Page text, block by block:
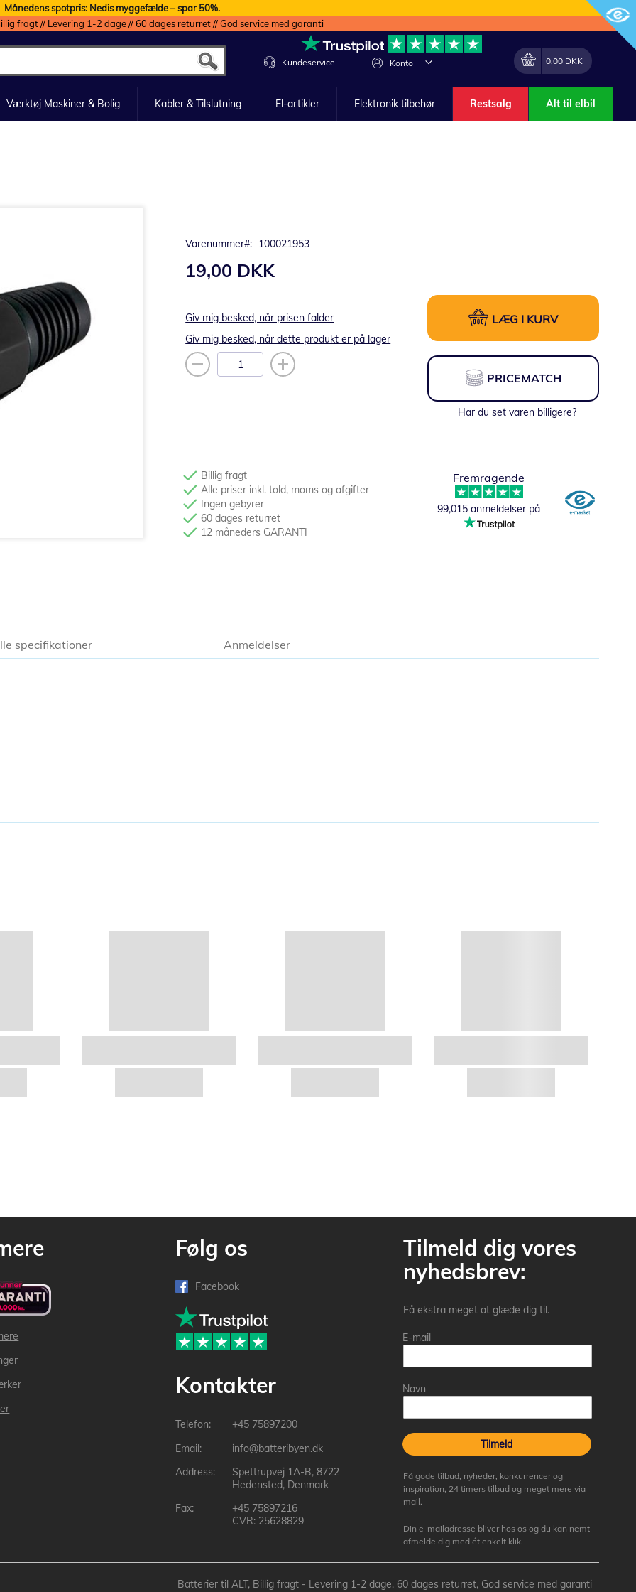
Månedens spotpris: Nedis myggefælde – spar 50%.
fragt // Levering 1-2 dage // 60 dages returret // God service med garanti
Konto
Lave
Min indkøbskurv
0,00 DKK
Kundeservice
Værktøj Maskiner & Bolig Kabler & Tilslutning El-artikler Elektronik tilbehør Restsalg Alt til elbil
Varenummer 100021953
19,00 DKK
Giv mig besked, når prisen falder
Giv mig besked, når dette produkt er på lager
LÆG I KURV
PRICEMATCH
Har du set varen billigere?
Billig fragt
Alle priser inkl. told, moms og afgifter
Ingen gebyrer
60 dages returret
12 måneders GARANTI
Fremragende
99,015 anmeldelser på
specifikationer Anmeldelser
Følg os
Facebook
Kontakter
+45 75897200
info@batteribyen.dk
Spettrupvej 1A-B, 8722
Hedensted, Denmark
+45 75897216
CVR: 25628829
Tilmeld dig vores
nyhedsbrev:
Få ekstra meget at glæde dig til.
E-mail
Navn
Tilmeld
Få gode tilbud, nyheder, konkurrencer og
inspiration, 24 timers tilbud og meget mere via
mail.
Din e-mailadresse bliver hos os og du kan nemt
afmelde dig med ét enkelt klik.
Batterier til ALT, Billig fragt - Levering 1-2 dage, 60 dages returret, God service med garanti